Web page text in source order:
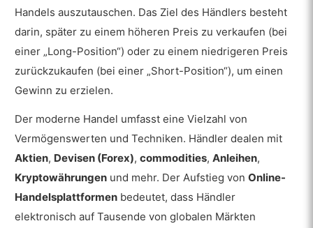
Welche Bedeutung hat die technische
Analyse im Handel?
Wie werden Chartmuster im Handel
Wie werden Candlestick-Muster im
Welche Bedeutung hat die
Fundamentalanalyse für den Handel?
Wie unterscheiden sich fundamentale
und technische Analysen im Handel?
Handels auszutauschen. Das Ziel des Händlers besteht
darin, später zu einem höheren Preis zu verkaufen (bei
einer „Long-Position“) oder zu einem niedrigeren Preis
zurückzukaufen (bei einer „Short-Position“), um einen
Gewinn zu erzielen.
Der moderne Handel umfasst eine Vielzahl von
Vermögenswerten und Techniken. Händler dealen mit
Aktien, Devisen (Forex),commodities,Anleihen,
Kryptowährungen und mehr. Der Aufstieg vonOnline-
Handelsplattformen bedeutet, dass Händler
elektronisch auf Tausende von globalen Märkten